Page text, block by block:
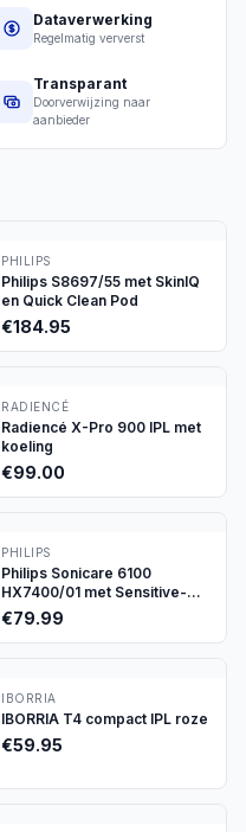
Dataverwerking
Regelmatig ververst
Transparant
Doorverwijzing naar
aanbieder
PHILIPS
Philips S8697/55 met SkinIQ
en Quick Clean Pod
€184.95
RADIENCÉ
Radiencé X-Pro 900 IPL met
koeling
€99.00
PHILIPS
Philips Sonicare 6100
HX7400/01 met Sensitive-
stand
€79.99
IBORRIA
IBORRIA T4 compact IPL roze
€59.95